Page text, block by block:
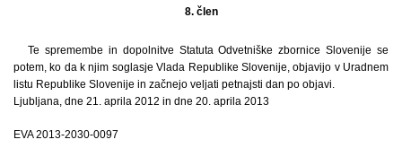
8. člen
Te spremembe in dopolnitve Statuta Odvetniške zbornice Slovenije se
potem, ko da k njim soglasje Vlada Republike Slovenije, objavijo v Uradnem
listu Republike Slovenije in začnejo veljati petnajsti dan po objavi.
Ljubljana, dne 21. aprila 2012 in dne 20. aprila 2013
EVA 2013-2030-0097